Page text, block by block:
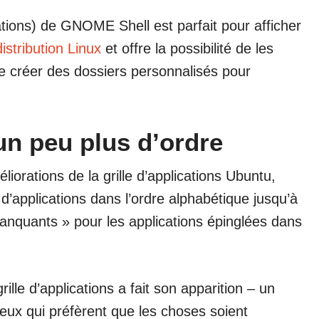
de GNOME Shell est parfait pour afficher
Linux et offre la possibilité de les
créer des dossiers personnalisés pour
peu plus d’ordre
de la grille d’applications Ubuntu,
dans l’ordre alphabétique jusqu’à
» pour les applications épinglées dans
d’applications a fait son apparition – un
qui préfèrent que les choses soient